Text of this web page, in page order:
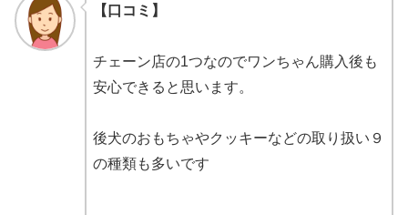
【口コミ】
チェーン店の1つなのでワンちゃん購入後も
安心できると思います。
後犬のおもちゃやクッキーなどの取り扱い９
の種類も多いです